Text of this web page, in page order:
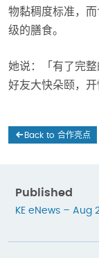
物黏稠度标准，
级的膳食。
她说：「有了完
好友大快朵颐，开
Back to 合作亮点
Published
KE eNews – Aug